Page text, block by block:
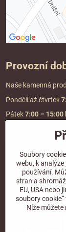
Provozní
Naše kamenná
Pondělí až čtvrtek
Pátek7:00 – 15:00
Doprava a
DOPRAVA ZDARMA
při objednávce nad
*Nevztahuje se na
Soubory
webu, k
používání.
stran a
EU, USA nebo
soubory
Níže